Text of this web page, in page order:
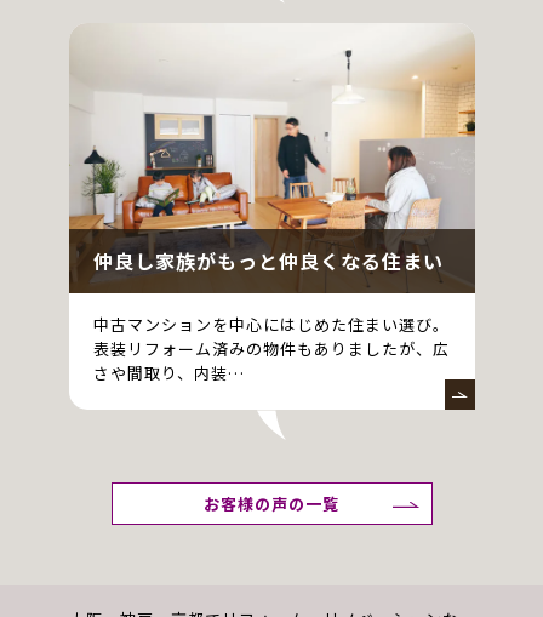
仲良し家族がもっと仲良くなる住まい
中古マンションを中心にはじめた住まい選び。
表装リフォーム済みの物件もありましたが、広
さや間取り、内装…
お客様の声の一覧